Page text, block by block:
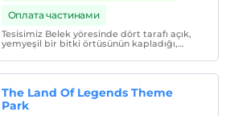
Оплата частинами
Tesisimiz Belek yöresinde dört tarafı açık,
yemyeşil bir bitki örtüsünün kapladığı,
bulabileceğiniz 10 dönümlük bir arazi
üzerine kurulmuştur.
The Land Of Legends Theme
Park